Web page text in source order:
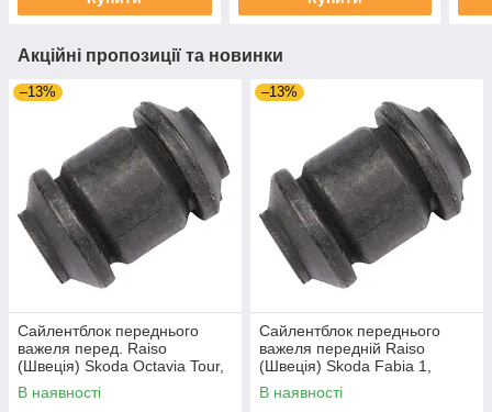
Акційні пропозиції та новинки
–13%
Сайлентблок переднього
важеля перед. Raiso
(Швеція) Skoda Octavia Tour,
Октавія Тур 96- #RL-1J0182V
UAJOTLS4
В наявності
–13%
Сайлентблок переднього
важеля передній Raiso
(Швеція) Skoda Fabia 1,
Шкода Фабія 1 99-08 #RL-
1J0182V UAXPUCH4
В наявності